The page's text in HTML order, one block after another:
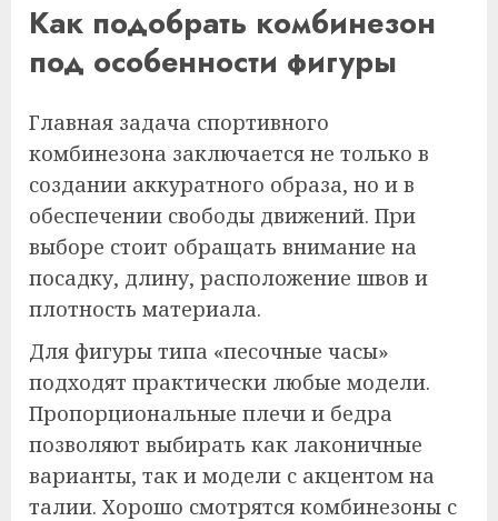
Как подобрать комбинезон
под особенности фигуры
Главная задача спортивного
комбинезона заключается не только в
создании аккуратного образа, но и в
обеспечении свободы движений. При
выборе стоит обращать внимание на
посадку, длину, расположение швов и
плотность материала.
Для фигуры типа «песочные часы»
подходят практически любые модели.
Пропорциональные плечи и бедра
позволяют выбирать как лаконичные
варианты, так и модели с акцентом на
талии. Хорошо смотрятся комбинезоны с